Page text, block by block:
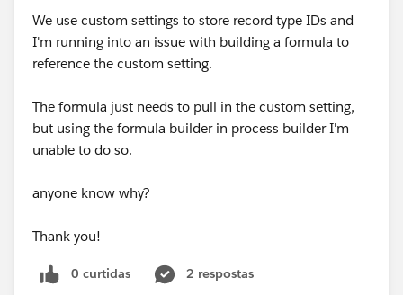
We use custom settings to store record type IDs and
I'm running into an issue with building a formula to
reference the custom setting.
The formula just needs to pull in the custom setting,
but using the formula builder in process builder I'm
unable to do so.
anyone know why?
Thank you!
0 curtidas
2 respostas